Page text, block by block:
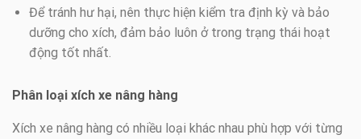
Để tránh hư hại, nên thực hiện kiểm tra định kỳ và bảo
dưỡng cho xích, đảm bảo luôn ở trong trạng thái hoạt
động tốt nhất.
Phân loại xích xe nâng hàng
Xích xe nâng hàng có nhiều loại khác nhau phù hợp với từng